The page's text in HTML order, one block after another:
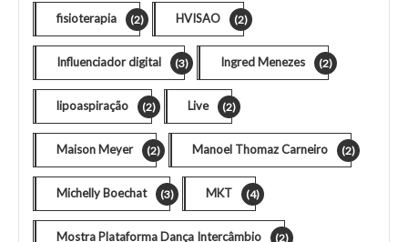
fisioterapia (2) HVISAO (2)
Influenciador digital (3) Ingred Menezes (2)
lipoaspiração (2) Live (2)
Maison Meyer (2) Manoel Thomaz Carneiro (2)
Michelly Boechat (3) MKT (4)
Mostra Plataforma Dança Intercâmbio (2)